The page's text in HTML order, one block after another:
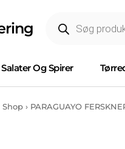
Salater Og Spirer
Shop› PARAGUAYO